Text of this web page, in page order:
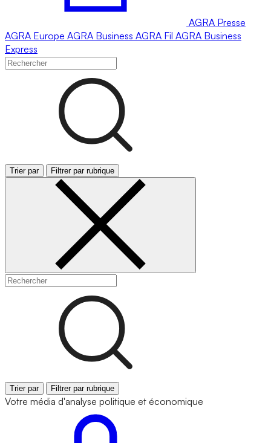
AGRA Presse
AGRA Europe AGRA Business AGRA Fil AGRA Business
Express
Trier par Filtrer par rubrique
Trier par Filtrer par rubrique
Votre média d'analyse politique et économique